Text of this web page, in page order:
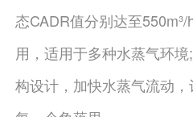
态CADR值分别达至
用，适用于多种水蒸气环
构设计，加快水蒸气流动